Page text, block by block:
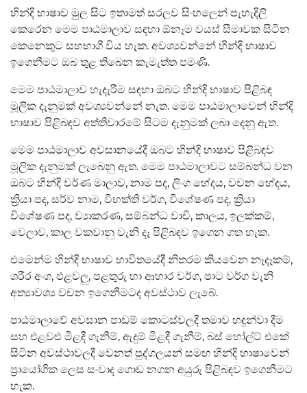
හින්දි භාෂාව මුල සිට ඉතාමත් සරලව සිංහලෙන් පැහැදිලි
කෙරෙන මෙම පාඨමාලාව සඳහා ඕනෑම වයස් සීමාවක සිටින
කෙනෙකුට සහභාගී විය හැක. අවශ්‍යවන්නේ හින්දි භාෂාව
ඉගෙනීමට ඔබ තුළ තිබෙන කැමැත්ත පමණි.
මෙම පාඨමාලාව හැදැරීම සඳහා ඔබට හින්දි භාෂාව පිළිබඳ
මූලික දැනුමක් අවශ්‍යවන්නේ නැත. මෙම පාඨමාලාවෙන් හින්දි
භාෂාව පිළිබඳව අත්තිවාරමේ සිටම දැනුමක් ලබා දෙනු ඇත.
මෙම පාඨමාලාව අවසානයේදී ඔබට හින්දි භාෂාව පිළිබඳව
මූලික දැනුමක් ලැබෙනු ඇත. මෙම පාඨමාලාවට සම්බන්ධ වන
ඔබට හින්දි වර්ණ මාලාව, නාම පද, ලිංග භේදය, වචන භේදය,
ක්‍රියා පද, සර්ව නාම, විභක්ති වර්ග, විශේෂණ පද, ක්‍රියා
විශේෂණ පද, ව්‍යාකරණ, සම්බන්ධ වාචි, කාලය, ඉලක්කම්,
වෙලාව, කාල වකවානු වැනි දෑ පිළිබඳව ඉගෙන ගත හැක.
එමෙන්ම හින්දි භාෂාව භාවිතයේදී නිතරම කියවෙන නෑදෑකම්,
ශරීර අංග, එළවලු, පළතුරු හා ආහාර වර්ග, පාට වර්ග වැනි
අත්‍යාවශ්‍ය වචන ඉගෙනීමටද අවස්ථාව ලැබේ.
පාඨමාලාවේ අවසාන පාඩම් කොටස්වලදී තමාව හඳුන්වා දීම
සහ එළවළු මිළදී ගැනීම්, ඇදුම් මිළදී ගැනීම්, බස් හෝල්ට් එකේ
සිටින අවස්ථාවලදී වෙනත් පුද්ගලයන් සමඟ හින්දි භාෂාවෙන්
ප්‍රායෝගික ලෙස සංවාද ගොඩ නගන අයුරු පිළිබඳව ඉගෙනීමට
හැක.